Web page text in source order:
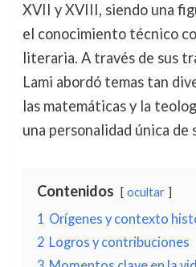
XVII y XVIII, siendo una
el conocimiento técnico
literaria. A través de sus
Lami abordó temas tan
las matemáticas y la
una personalidad única de
Contenidos ocultar
1 Orígenes y contexto
2 Logros y contribuciones